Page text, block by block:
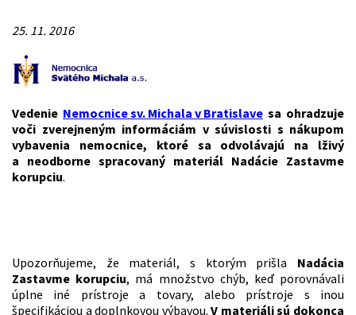
25. 11. 2016
Vedenie Nemocnice sv. Michala v Bratislave sa ohradzuje
voči zverejneným informáciám v súvislosti s nákupom
vybavenia nemocnice, ktoré sa odvolávajú na lživý
a neodborne spracovaný materiál Nadácie Zastavme
korupciu.
Upozorňujeme, že materiál, s ktorým prišla Nadácia
Zastavme korupciu, má množstvo chýb, keď porovnávali
úplne iné prístroje a tovary, alebo prístroje s inou
špecifikáciou a doplnkovou výbavou.V materiáli sú dokonca